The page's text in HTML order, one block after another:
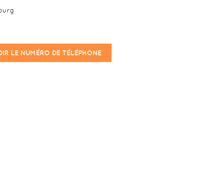
LE NUMÉRO DE TÉLÉPHONE